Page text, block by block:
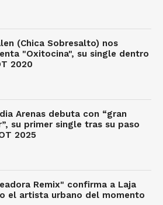
(Chica Sobresalto) nos
"Oxitocina", su single dentro
2020
Arenas debuta con “gran
su primer single tras su paso
2025
Remix" confirma a Laja
el artista urbano del momento